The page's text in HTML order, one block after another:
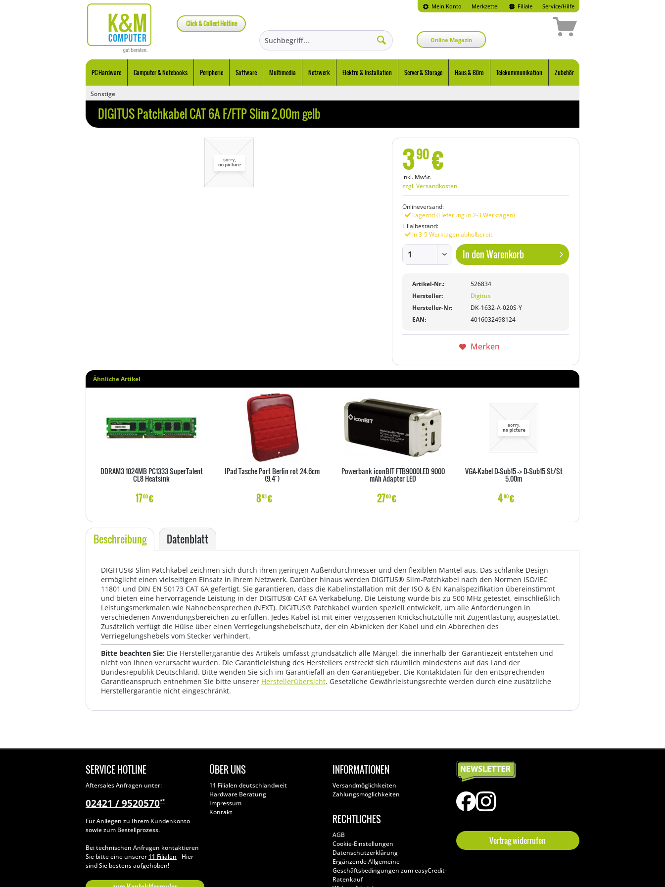
Mein Konto Merkzettel
Click & Collect Hotline
Filiale Service/Hilfe
Online Magazin
PC Hardware Computer & Notebooks Peripherie Software Multimedia Netzwerk Elektro & Installation Server & Storage Haus & Büro Telekommunikation Zubehör
Sonstige
DIGITUS Patchkabel CAT 6A F/FTP Slim 2,00m gelb
390€
inkl. MwSt.
zzgl. Versandkosten
Onlineversand:
Lagernd (Lieferung in 2-3 Werktagen)
Filialbestand:
In 3-5 Werktagen abholbereit
In denWarenkorb
Artikel-Nr.:
526834
Hersteller:
Digitus
Hersteller-Nr:
DK-1632-A-020S-Y
EAN:
4016032498124
Merken
Ähnliche Artikel
DDRAM3 1024MB PC1333 SuperTalent
CL8 Heatsink
1700€
IPad Tasche Port Berlin rot 24.6cm
(9.4")
893€
Powerbank iconBIT FTB9000LED 9000
mAh Adapter LED
2700€
VGA-Kabel D-Sub15 -> D-Sub15 St/St
5.00m
490€
Beschreibung Datenblatt
DIGITUS® Slim Patchkabel zeichnen sich durch ihren geringen Außendurchmesser und den flexiblen Mantel aus. Das schlanke Design
ermöglicht einen vielseitigen Einsatz in Ihrem Netzwerk. Darüber hinaus werden DIGITUS® Slim-Patchkabel nach den Normen ISO/IEC
11801 und DIN EN 50173 CAT 6A gefertigt. Sie garantieren, dass die Kabelinstallation mit der ISO & EN Kanalspezifikation übereinstimmt
und bieten eine hervorragende Leistung in der DIGITUS® CAT 6A Verkabelung. Die Leistung wurde bis zu 500 MHz getestet, einschließlich
Leistungsmerkmalen wie Nahnebensprechen (NEXT). DIGITUS® Patchkabel wurden speziell entwickelt, um alle Anforderungen in
verschiedenen Anwendungsbereichen zu erfüllen. Jedes Kabel ist mit einer vergossenen Knickschutztülle mit Zugentlastung ausgestattet.
Zusätzlich verfügt die Hülse über einen Verriegelungshebelschutz, der ein Abknicken der Kabel und ein Abbrechen des
Verriegelungshebels vom Stecker verhindert.
Bitte beachten Sie: Die Herstellergarantie des Artikels umfasst grundsätzlich alle Mängel, die innerhalb der Garantiezeit entstehen und
nicht von Ihnen verursacht wurden. Die Garantieleistung des Herstellers erstreckt sich räumlich mindestens auf das Land der
Bundesrepublik Deutschland. Bitte wenden Sie sich im Garantiefall an den Garantiegeber. Die Kontaktdaten für den entsprechenden
Garantieanspruch entnehmen Sie bitte unserer Herstellerübersicht. Gesetzliche Gewährleistungsrechte werden durch eine zusätzliche
Herstellergarantie nicht eingeschränkt.
SERVICE HOTLINE
Aftersales Anfragen unter:
02421 / 9520570**
Für Anliegen zu Ihrem Kundenkonto
sowie zum Bestellprozess.
Bei technischen Anfragen kontaktieren
Sie bitte eine unserer 11 Filialen - Hier
sind Sie bestens aufgehoben!
ÜBER UNS
11 Filialen deutschlandweit
Hardware Beratung
Impressum
Kontakt
INFORMATIONEN
Versandmöglichkeiten
Zahlungsmöglichkeiten
RECHTLICHES
AGB
Cookie-Einstellungen
Datenschutzerklärung
Ergänzende Allgemeine
Geschäftsbedingungen zum easyCredit-
Ratenkauf
Vertrag widerrufen